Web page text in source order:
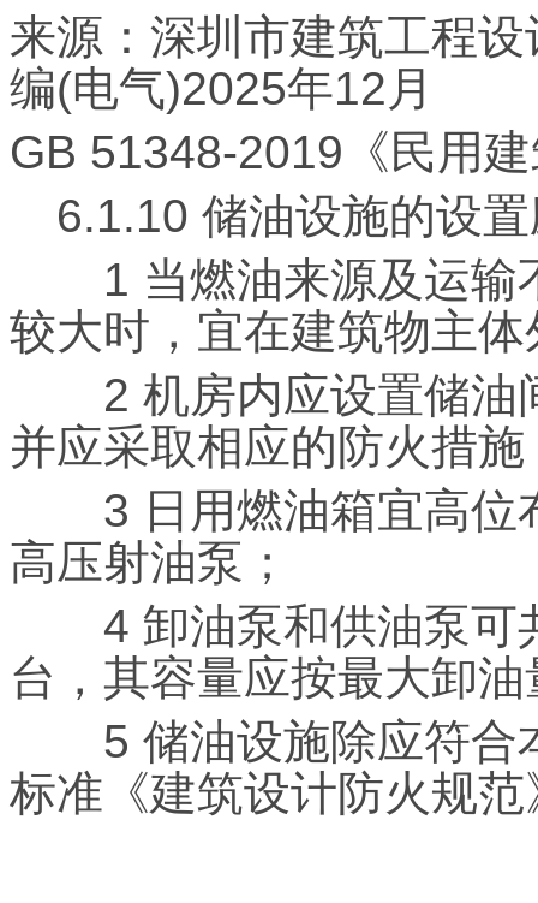
来源：深圳市建筑工程
编(电气)2025年12月
GB 51348-2019《民用
6.1.10 储油设施的设
1 当燃油来源及运输
较大时，宜在建筑物主
2 机房内应设置储油
并应采取相应的防火措施
3 日用燃油箱宜高位
高压射油泵；
4 卸油泵和供油泵可
台，其容量应按最大卸
5 储油设施除应符合
标准《建筑设计防火规